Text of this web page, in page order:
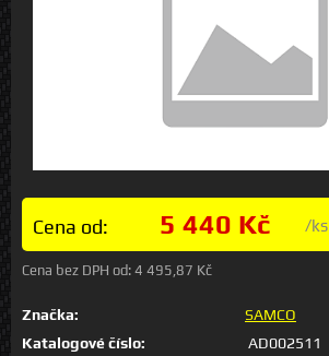
Cena od: 5 440 Kč /ks
Cena bez DPH od: 4 495,87 Kč
Značka:
SAMCO
Katalogové číslo:
AD002511